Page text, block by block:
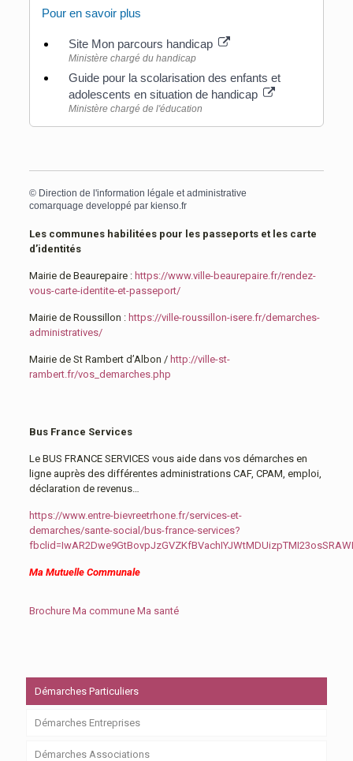
Pour en savoir plus
Site Mon parcours handicap
Ministère chargé du handicap
Guide pour la scolarisation des enfants et
adolescents en situation de handicap
Ministère chargé de l'éducation
© Direction de l'information légale et administrative
comarquage developpé par kienso.fr
Les communes habilitées pour les passeports et les carte
d’identités
Mairie de Beaurepaire : https://www.ville-beaurepaire.fr/rendez-
vous-carte-identite-et-passeport/
Mairie de Roussillon : https://ville-roussillon-isere.fr/demarches-
administratives/
Mairie de St Rambert d’Albon / http://ville-st-
rambert.fr/vos_demarches.php
Bus France Services
Le BUS FRANCE SERVICES vous aide dans vos démarches en
ligne auprès des différentes administrations CAF, CPAM, emploi,
déclaration de revenus…
https://www.entre-bievreetrhone.fr/services-et-
demarches/sante-social/bus-france-services?
Ma Mutuelle Communale
Brochure Ma commune Ma santé
Démarches Particuliers
Démarches Entreprises
Démarches Associations